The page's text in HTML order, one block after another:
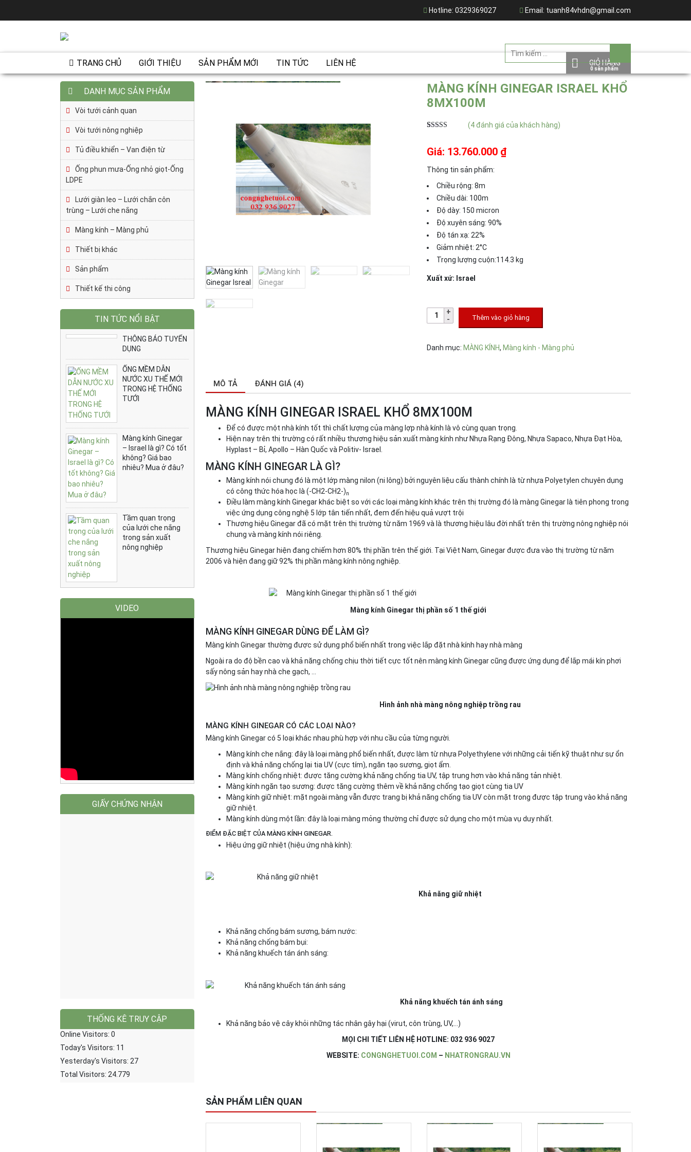
Email: tuanh84vhdn@gmail.com
Hotline: 0329369027
GIỎ HÀNG
TRANG CHỦ GIỚI THIỆU SẢN PHẨM MỚI TIN TỨC LIÊN HỆ
MÀNG KÍNH GINEGAR ISRAEL KHỔ
8MX100M
đánh giá
(4đánh giá của khách hàng)
Giá: 13.760.000 ₫
Thông tin sản phẩm:
Chiều rộng: 8m
Chiều dài: 100m
Độ dày: 150 micron
Độ xuyên sáng: 90%
Độ tán xạ: 22%
Giảm nhiệt: 2°C
Trọng lượng cuộn:114.3 kg
Xuất xứ: Israel
Thêm vào giỏ hàng
Danh mục: MÀNG KÍNH, Màng kính - Màng phủ
MÔ TẢ ĐÁNH GIÁ (4)
MÀNG KÍNH GINEGAR ISRAEL KHỔ 8MX100M
Để có được một nhà kính tốt thì chất lượng của màng lợp nhà kính là vô cùng quan trọng.
Hiện nay trên thị trường có rất nhiều thương hiệu sản xuất màng kính như Nhựa Rạng Đông, Nhựa Sapaco, Nhựa Đạt Hòa,
Hyplast – Bỉ, Apollo – Hàn Quốc và Politiv- Israel.
MÀNG KÍNH GINEGAR LÀ GÌ?
Màng kính nói chung đó là một lớp màng nilon (ni lông) bởi nguyên liệu cấu thành chính là từ nhựa Polyetylen chuyên dụng
có công thức hóa học là (-CH2-CH2-)n
Điều làm màng kính Ginegar khác biệt so với các loại màng kính khác trên thị trường đó là màng Ginegar là tiên phong trong
việc ứng dụng công nghệ 5 lớp tân tiến nhất, đem đến hiệu quả vượt trội
Thương hiệu Ginegar đã có mặt trên thị trường từ năm 1969 và là thương hiệu lâu đời nhất trên thị trường nông nghiệp nói
chung và màng kính nói riêng.
Thương hiệu Ginegar hiện đang chiếm hơn 80% thị phần trên thế giới. Tại Việt Nam, Ginegar được đưa vào thị trường từ năm
2006 và hiện đang giữ 92% thị phần màng kính nông nghiệp.
Màng kính Ginegar thị phần số 1 thế giới
MÀNG KÍNH GINEGAR DÙNG ĐỂ LÀM GÌ?
Màng kính Ginegar thường được sử dụng phổ biến nhất trong việc lắp đặt nhà kính hay nhà màng
Ngoài ra do độ bền cao và khả năng chống chịu thời tiết cực tốt nên màng kính Ginegar cũng được ứng dụng để lắp mái kín phơi
sấy nông sản hay nhà che gạch, …
Hình ảnh nhà màng nông nghiệp trồng rau
MÀNG KÍNH GINEGAR CÓ CÁC LOẠI NÀO?
Màng kính Ginegar có 5 loại khác nhau phù hợp với nhu cầu của từng người.
Màng kính che nắng: đây là loại màng phổ biến nhất, được làm từ nhựa Polyethylene với những cải tiến kỹ thuật như sự ổn
định và khả năng chống lại tia UV (cực tím), ngăn tạo sương, giọt ẩm.
Màng kính chống nhiệt: được tăng cường khả năng chống tia UV, tập trung hơn vào khả năng tản nhiệt.
Màng kính ngăn tạo sương: được tăng cường thêm về khả năng chống tạo giọt cùng tia UV
Màng kính giữ nhiệt: mặt ngoài màng vẫn được trang bị khả năng chống tia UV còn mặt trong được tập trung vào khả năng
giữ nhiệt.
Màng kính dùng một lần: đây là loại màng mỏng thường chỉ được sử dụng cho một mùa vụ duy nhất.
ĐIỂM ĐẶC BIỆT CỦA MÀNG KÍNH GINEGAR.
Hiệu ứng giữ nhiệt (hiệu ứng nhà kính):
Khả năng giữ nhiệt
Khả năng chống bám sương, bám nước:
Khả năng chống bám bụi:
Khả năng khuếch tán ánh sáng:
Khả năng khuếch tán ánh sáng
Khả năng bảo vệ cây khỏi những tác nhân gây hại (virut, côn trùng, UV,…)
MỌI CHI TIẾT LIÊN HỆ HOTLINE: 032 936 9027
WEBSITE: CONGNGHETUOI.COM – NHATRONGRAU.VN
SẢN PHẨM LIÊN QUAN
DANH MỤC SẢN PHẨM
Vòi tưới cảnh quan
Vòi tưới nông nghiệp
Tủ điều khiển – Van điện từ
Ống phun mưa-Ống nhỏ giọt-Ống
LDPE
Lưới giàn leo – Lưới chắn côn
trùng – Lưới che nắng
Màng kính – Màng phủ
Thiết bị khác
Sản phẩm
Thiết kế thi công
TIN TỨC NỔI BẬT
THÔNG BÁO TUYỂN
DỤNG
ỐNG MỀM DẪN
NƯỚC XU THẾ MỚI
TRONG HỆ THỐNG
TƯỚI
Màng kính Ginegar
– Israel là gì? Có tốt
không? Giá bao
nhiêu? Mua ở đâu?
Tầm quan trọng
của lưới che nắng
trong sản xuất
nông nghiệp
VIDEO
GIẤY CHỨNG NHẬN
THỐNG KÊ TRUY CẬP
Online Visitors: 0
Today's Visitors: 11
Yesterday's Visitors: 27
Total Visitors: 24.779